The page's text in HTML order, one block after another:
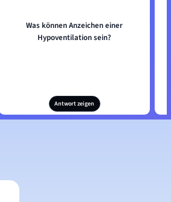
Was können Anzeichen einer
Hypoventilation sein?
Antwort zeigen